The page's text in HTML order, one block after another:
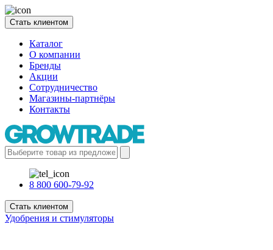
Стать клиентом
Каталог
О компании
Бренды
Акции
Сотрудничество
Магазины-партнёры
Контакты
8 800 600-79-92
Стать клиентом
Удобрения и стимуляторы